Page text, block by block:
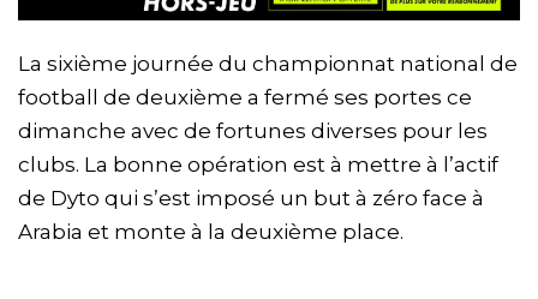
La sixième journée du championnat national de
football de deuxième a fermé ses portes ce
dimanche avec de fortunes diverses pour les
clubs. La bonne opération est à mettre à l’actif
de Dyto qui s’est imposé un but à zéro face à
Arabia et monte à la deuxième place.